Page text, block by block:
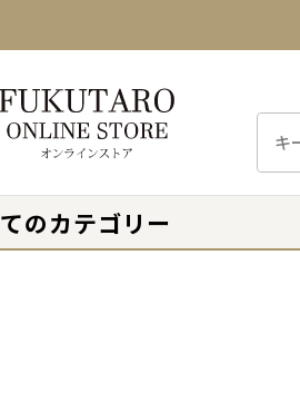
てのカテゴリー